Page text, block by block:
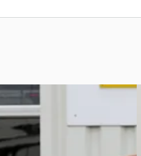
DAB/LED/
RAV4·
t/m05-
Toyota
Leder/Stoelverw./